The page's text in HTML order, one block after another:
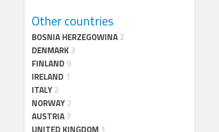
Other countries
BOSNIA HERZEGOWINA2
DENMARK3
FINLAND 9
IRELAND 1
ITALY2
NORWAY2
AUSTRIA7